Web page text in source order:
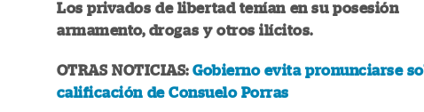
Los privados de libertad tenían en su posesión
armamento, drogas y otros ilícitos.
OTRAS NOTICIAS:Gobierno evita pronunciarse
calificación de Consuelo Porras